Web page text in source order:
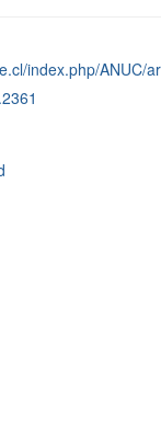
index.php/ANUC/